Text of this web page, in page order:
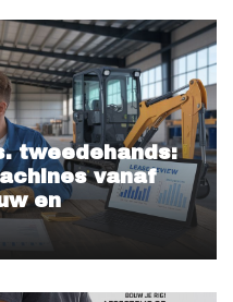
tweedehands:
vanaf
en